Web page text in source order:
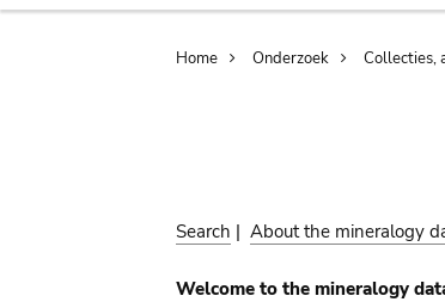
Breadcrumb
Home Onderzoek Collecties,
Search | About the mineralogy
Welcome to the mineralogy